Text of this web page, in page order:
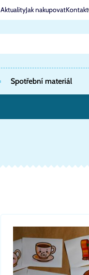
AktualityJak nakupovatKontakt
Spotřební materiál